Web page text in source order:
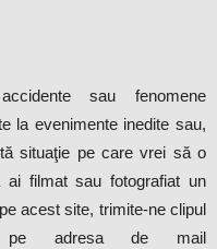
sau fenomene
la evenimente inedite sau,
situaţie pe care vrei să o
ai filmat sau fotografiat un
acest site, trimite-ne clipul
pe adresa de mail